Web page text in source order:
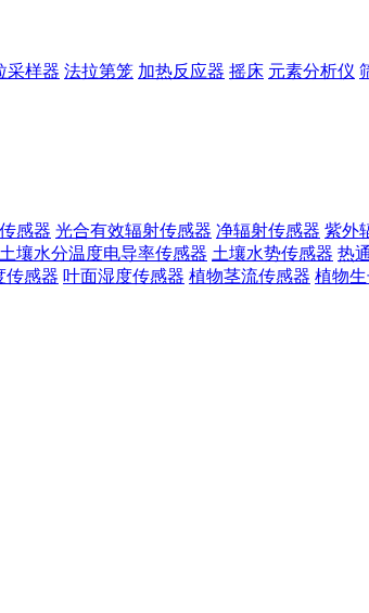
采样器 法拉第笼 加热反应器 摇床 元素分析仪
感器 光合有效辐射传感器 净辐射传感器 紫外
土壤水分温度电导率传感器 土壤水势传感器 热
传感器 叶面湿度传感器 植物茎流传感器 植物